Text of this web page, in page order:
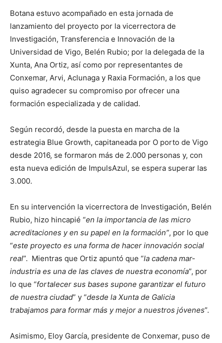
Botana estuvo acompañado en esta jornada de
lanzamiento del proyecto por la vicerrectora de
Investigación, Transferencia e Innovación de la
Universidad de Vigo, Belén Rubio; por la delegada de la
Xunta, Ana Ortiz, así como por representantes de
Conxemar, Arvi, Aclunaga y Raxia Formación, a los que
quiso agradecer su compromiso por ofrecer una
formación especializada y de calidad.
Según recordó, desde la puesta en marcha de la
estrategia Blue Growth, capitaneada por O porto de Vigo
desde 2016, se formaron más de 2.000 personas y, con
esta nueva edición de ImpulsAzul, se espera superar las
3.000.
En su intervención la vicerrectora de Investigación, Belén
Rubio, hizo hincapié “en la importancia de las micro
acreditaciones y en su papel en la formación”, por lo que
“este proyecto es una forma de hacer innovación social
real”. Mientras que Ortiz apuntó que “la cadena mar-
industria es una de las claves de nuestra economía”, por
lo que “fortalecer sus bases supone garantizar el futuro
de nuestra ciudad” y “desde la Xunta de Galicia
trabajamos para formar más y mejor a nuestros jóvenes”.
Asimismo, Eloy García, presidente de Conxemar, puso de